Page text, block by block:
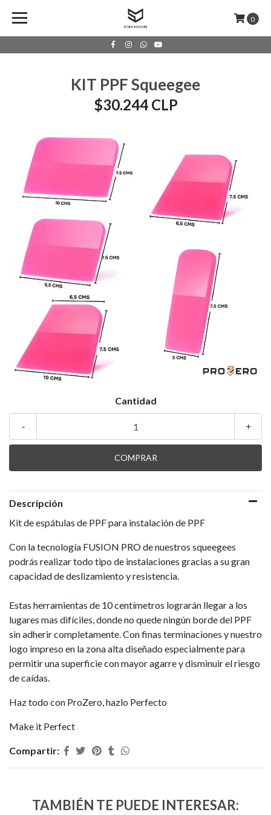
0
KIT PPF Squeegee
$30.244 CLP
Cantidad
+
-
Descripción
Kit de espátulas de PPF para instalación de PPF
Con la tecnología FUSION PRO de nuestros squeegees
podrás realizar todo tipo de instalaciones gracias a su gran
capacidad de deslizamiento y resistencia.
Estas herramientas de 10 centímetros lograrán llegar a los
lugares mas difíciles, donde no quede ningún borde del PPF
sin adherir completamente. Con finas terminaciones y nuestro
logo impreso en la zona alta diseñado especialmente para
permitir una superficie con mayor agarre y disminuir el riesgo
de caídas.
Haz todo con ProZero, hazlo Perfecto
Make it Perfect
Compartir:
TAMBIÉN TE PUEDE INTERESAR: